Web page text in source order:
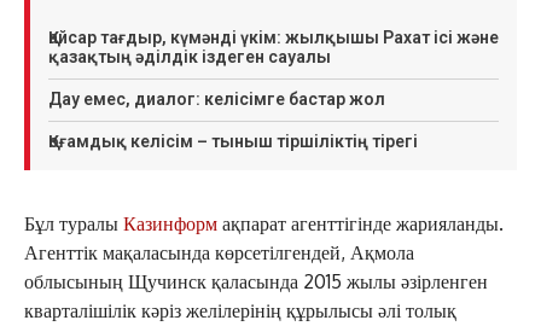
Қайсар тағдыр, күмәнді үкім: жылқышы Рахат ісі және
қазақтың әділдік іздеген сауалы
Дау емес, диалог: келісімге бастар жол
Қоғамдық келісім – тыныш тіршіліктің тірегі
Бұл туралы Казинформ ақпарат агенттігінде жарияланды.
Агенттік мақаласында көрсетілгендей, Ақмола
облысының Щучинск қаласында 2015 жылы әзірленген
кварталішілік кәріз желілерінің құрылысы әлі толық